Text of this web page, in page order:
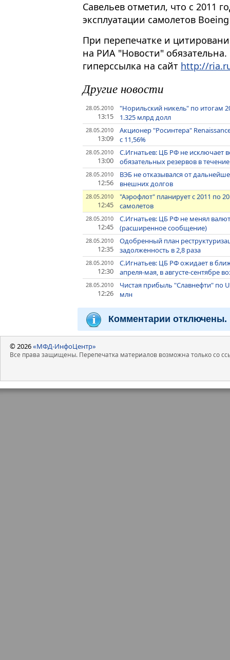
Савельев отметил, что с 2011
эксплуатации самолетов
При перепечатке и
на РИА "Новости"
гиперссылка на сайт http://
Другие новости
28.05.2010
13:15
"Норильский никель" по итогам
1.325 млрд долл
28.05.2010
13:09
Акционер "Росинтера"
с 11,56%
28.05.2010
13:00
С.Игнатьев: ЦБ РФ не исключает
обязательных резервов в
28.05.2010
12:56
ВЭБ не отказывался от
внешних долгов
28.05.2010
12:45
"Аэрофлот" планирует с 2011 по
самолетов
28.05.2010
12:45
С.Игнатьев: ЦБ РФ не менял
(расширенное сообщение)
28.05.2010
12:35
Одобренный план
задолженность в 2,8 раза
28.05.2010
12:30
С.Игнатьев: ЦБ РФ ожидает в
апреля-мая, в августе-сентябре
28.05.2010
12:26
Чистая прибыль "Славнефти" по
млн
Комментарии отключены.
© 2026«МФД-ИнфоЦентр»
Все права защищены. Перепечатка материалов возможна только со